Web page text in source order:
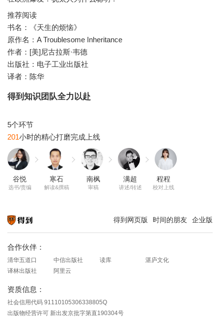
推荐阅读
书名：《天生的烦恼》
原作名：A Troublesome Inheritance
作者：[美]尼古拉斯·韦德
出版社：电子工业出版社
译者：陈华
得到知识团队全力以赴
201
谷悦
选书/责编
寒石
解读&撰稿
南枫
审稿
满超
讲述/转述
程程
校对上线
得到网页版 时间的朋友 企业版
合作伙伴：
清华五道口 中信出版社 读库
湛庐文化
译林出版社
阿里云
资质信息：
社会信用代码 91110105306338805Q
出版物经营许可 新出发京批字第直190304号